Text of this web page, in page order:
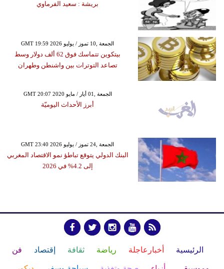
بريشة : سعيد الفرماوي
GMT 19:59 2026 الجمعة ,10 تموز / يوليو
بيتكوين تتماسك فوق 62 ألف دولار وسط
تصاعد التوترات بين واشنطن وطهران
GMT 20:07 2020 الجمعة ,01 أيار / مايو
أبرز الأحداث اليوميّة
GMT 23:40 2026 الجمعة ,24 تموز / يوليو
البنك الدولي يتوقع تباطؤ نمو الاقتصاد المغربي
إلى 4.2% في 2026
الرئيسية أخبارعاجلة رياضة ثقافة إقتصاد فن